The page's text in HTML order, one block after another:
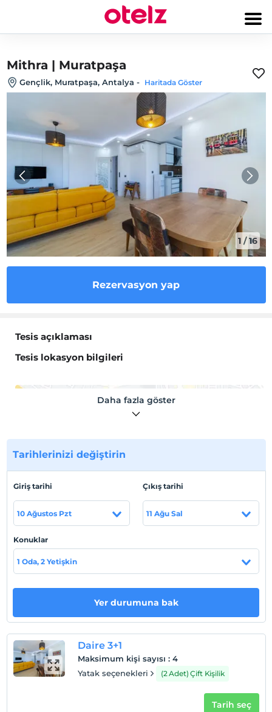
Mithra | Muratpaşa
Gençlik, Muratpaşa, Antalya - Haritada Göster
1 /16
Rezervasyon yap
Tesis açıklaması
Tesis lokasyon bilgileri
Otel koşulları
Check/in
En erken saat 14:00 ve sonrası
Check/out
En geç saat 10:00 ve öncesi
Evcil hayvan kabul edilmemektedir.
Sigara
Odalarda sigara içilmez
Çocuklar
2 yaşına kadar olan bebekler ücretsizdir.
Her bir oda için 1. çocuk 17 yaşına kadar ücretsizdir
Her bir oda için 2. çocuk 17 yaşına kadar ücretsizdir
Daha fazla göster
Tarihlerinizi değiştirin
Giriş tarihi
10 Ağustos Pzt
Çıkış tarihi
11 Ağu Sal
Konuklar
1 Oda, 2 Yetişkin
Yer durumuna bak
Daire 3+1
Maksimum kişi sayısı : 4
Yatak seçenekleri
(2 Adet) Çift Kişilik
Tarih seç